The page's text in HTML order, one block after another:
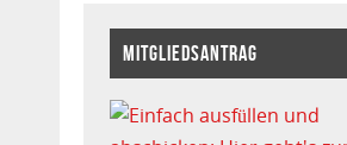
MITGLIEDSANTRAG